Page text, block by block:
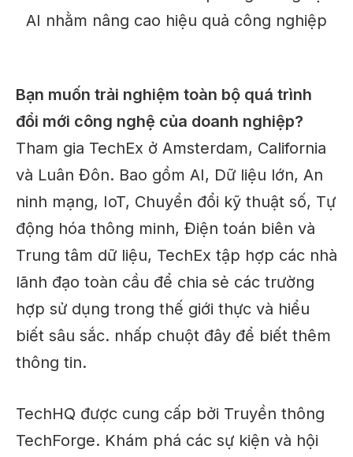
Bạn muốn trải nghiệm toàn bộ quá trình
đổi mới công nghệ của doanh nghiệp?
Tham gia TechEx ở Amsterdam, California
và Luân Đôn. Bao gồm AI, Dữ liệu lớn, An
ninh mạng, IoT, Chuyển đổi kỹ thuật số, Tự
động hóa thông minh, Điện toán biên và
Trung tâm dữ liệu, TechEx tập hợp các nhà
lãnh đạo toàn cầu để chia sẻ các trường
hợp sử dụng trong thế giới thực và hiểu
biết sâu sắc. nhấp chuột đây để biết thêm
thông tin.
TechHQ được cung cấp bởi Truyền thông
TechForge. Khám phá các sự kiện và hội